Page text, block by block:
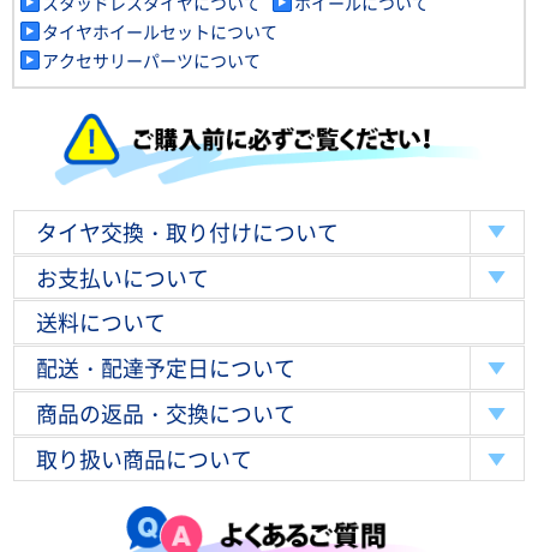
タイヤホイールセットについて
アクセサリーパーツについて
タイヤ交換・取り付けについて
お支払いについて
送料について
配送・配達予定日について
商品の返品・交換について
取り扱い商品について